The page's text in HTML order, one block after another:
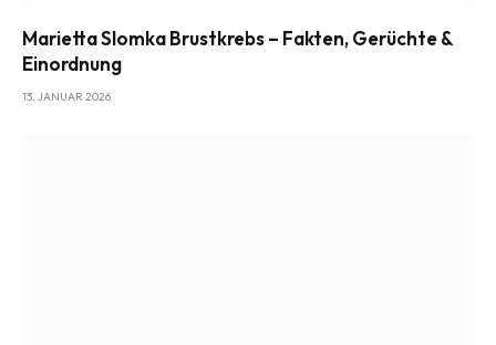
Marietta Slomka Brustkrebs – Fakten, Gerüchte &
Einordnung
13. JANUAR 2026